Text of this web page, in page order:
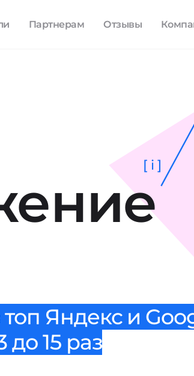
Партнерам Отзывы
[ i ]
Яндекс и
15 раз